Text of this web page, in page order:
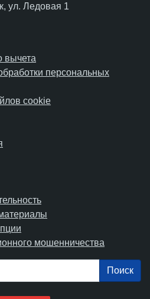
, ул. Ледовая 1
вычета
персональных
cookie
мошенничества